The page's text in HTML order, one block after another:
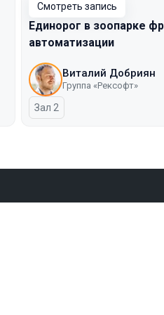
Смотреть запись
Единорог в зоопарке
автоматизации
Виталий Добриян
Группа «Рексофт»
Зал 2